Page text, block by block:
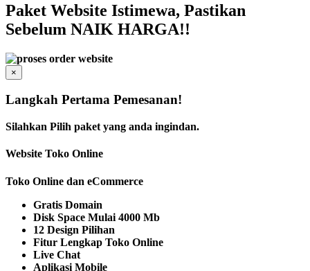
Paket Website Istimewa, Pastikan
Sebelum NAIK HARGA!!
×
Langkah Pertama Pemesanan!
Silahkan Pilih paket yang anda ingindan.
Website Toko Online
Toko Online dan eCommerce
Gratis Domain
Disk Space Mulai 4000 Mb
12 Design Pilihan
Fitur Lengkap Toko Online
Live Chat
Aplikasi Mobile